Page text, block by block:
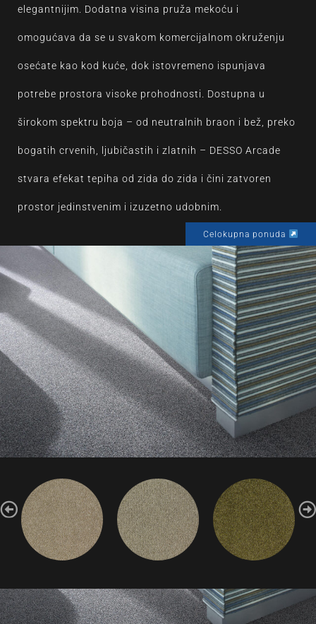
elegantnijim. Dodatna visina pruža mekoću i
omogućava da se u svakom komercijalnom okruženju
osećate kao kod kuće, dok istovremeno ispunjava
potrebe prostora visoke prohodnosti. Dostupna u
širokom spektru boja – od neutralnih braon i bež, preko
bogatih crvenih, ljubičastih i zlatnih – DESSO Arcade
stvara efekat tepiha od zida do zida i čini zatvoren
prostor jedinstvenim i izuzetno udobnim.
Celokupna ponuda